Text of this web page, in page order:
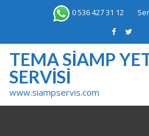
0 536 427 31 12
TEMA SIAMP
SERVISI
www.siampservis.com